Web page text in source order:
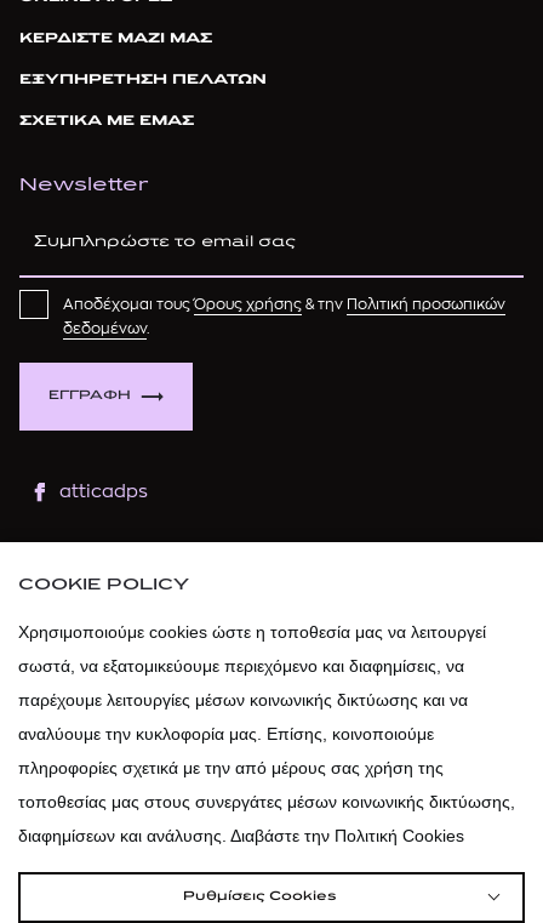
ΚΕΡΔΙΣΤΕ ΜΑΖΙ ΜΑΣ
ΕΞΥΠΗΡΕΤΗΣΗ ΠΕΛΑΤΩΝ
ΣΧΕΤΙΚΑ ΜΕ ΕΜΑΣ
Newsletter
ΕΓΓΡΑΦΗ
Αποδέχομαι τουςΌρους χρήσης & την Πολιτική προσωπικών
δεδομένων.
atticadps
atticadps
COOKIE POLICY
Χρησιμοποιούμε cookies ώστε η τοποθεσία μας να λειτουργεί
σωστά, να εξατομικεύουμε περιεχόμενο και διαφημίσεις, να
παρέχουμε λειτουργίες μέσων κοινωνικής δικτύωσης και να
αναλύουμε την κυκλοφορία μας. Επίσης, κοινοποιούμε
πληροφορίες σχετικά με την από μέρους σας χρήση της
τοποθεσίας μας στους συνεργάτες μέσων κοινωνικής δικτύωσης,
διαφημίσεων και ανάλυσης. Διαβάστε την Πολιτική Cookies
Ρυθμίσεις Cookies